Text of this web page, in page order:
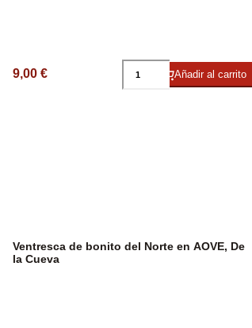
Snacks
9,00 € Añadir al carrito
Ventresca de bonito del Norte en AOVE, De
la Cueva